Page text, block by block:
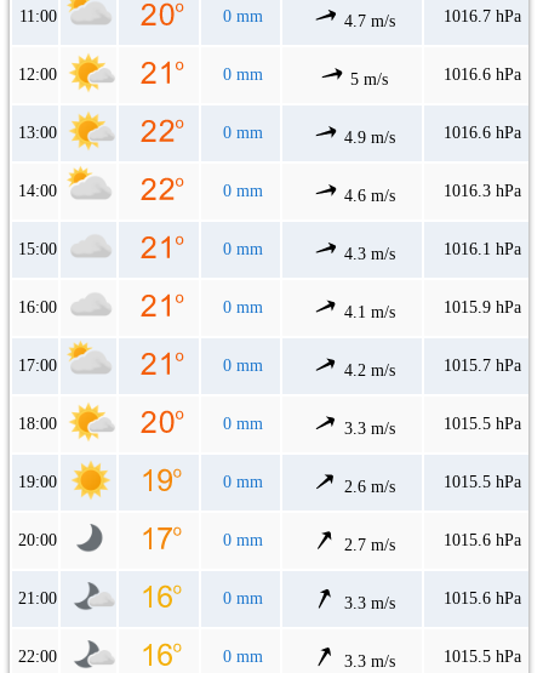
11:00 0 mm 4.7 m/s 1016.7 hPa
12:00 0 mm 5 m/s 1016.6 hPa
13:00 0 mm 4.9 m/s 1016.6 hPa
14:00 0 mm 4.6 m/s 1016.3 hPa
15:00 0 mm 4.3 m/s 1016.1 hPa
16:00 0 mm 4.1 m/s 1015.9 hPa
17:00 0 mm 4.2 m/s 1015.7 hPa
18:00 0 mm 3.3 m/s 1015.5 hPa
19:00 0 mm 2.6 m/s 1015.5 hPa
20:00 0 mm 2.7 m/s 1015.6 hPa
21:00 0 mm 3.3 m/s 1015.6 hPa
22:00 0 mm 3.3 m/s 1015.5 hPa